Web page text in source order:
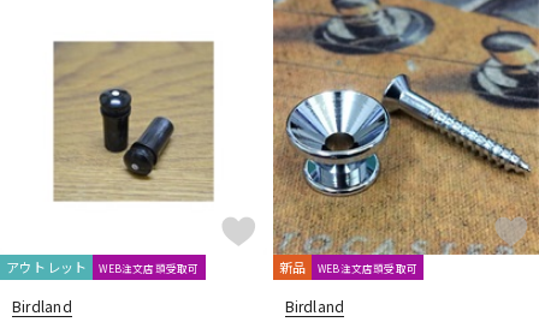
ドラム パーカッション
キーボード 電子ピアノ
その他楽器
アウトレット WEB注文店頭受取可
Birdland
新品 WEB注文店頭受取可
Birdland